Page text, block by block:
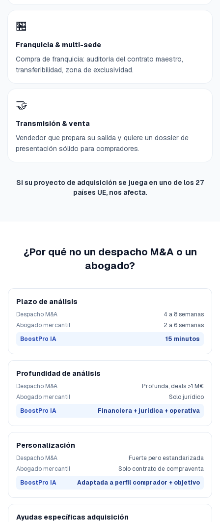
🏪
Franquicia & multi-sede
Compra de franquicia: auditoría del contrato maestro,
transferibilidad, zona de exclusividad.
🤝
Transmisión & venta
Vendedor que prepara su salida y quiere un dossier de
presentación sólido para compradores.
Si su proyecto de adquisición se juega en uno de los 27
países UE, nos afecta.
¿Por qué no un despacho M&A o un
abogado?
Plazo de análisis
Despacho M&A
4 a 8 semanas
Abogado mercantil
2 a 6 semanas
BoostPro IA
15 minutos
Profundidad de análisis
Despacho M&A
Profunda, deals >1 M€
Abogado mercantil
Solo jurídico
BoostPro IA
Financiera + jurídica + operativa
Personalización
Despacho M&A
Fuerte pero estandarizada
Abogado mercantil
Solo contrato de compraventa
BoostPro IA
Adaptada a perfil comprador + objetivo
Ayudas específicas adquisición